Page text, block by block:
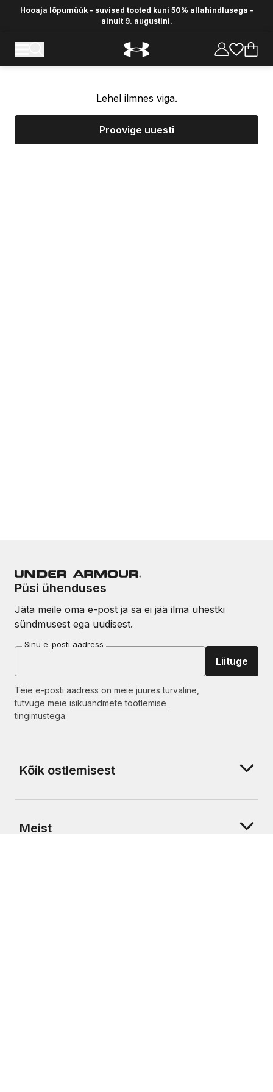
Hooaja lõpumüük – suvised tooted kuni 50% allahindlusega –
ainult 9. augustini.
Lehel ilmnes viga.
Proovige uuesti
Püsi ühenduses
Jäta meile oma e-post ja sa ei jää ilma ühestki
sündmusest ega uudisest.
Sinu e-posti aadress
Liituge
Teie e-posti aadress on meie juures turvaline,
tutvuge meie isikuandmete töötlemise
tingimustega.
Kõik ostlemisest
Meist